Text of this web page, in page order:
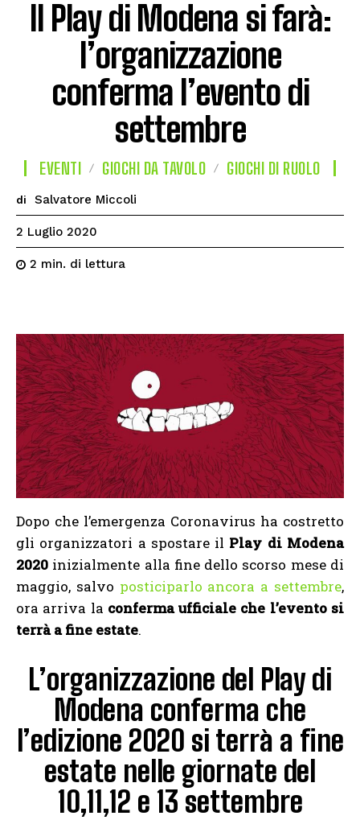
Il Play di Modena si farà:
l’organizzazione
conferma l’evento di
settembre
EVENTI GIOCHI DA TAVOLO GIOCHI DI RUOLO
di Salvatore Miccoli
2 Luglio 2020
2 min. di lettura
Dopo che l’emergenza Coronavirus ha costretto
gli organizzatori a spostare il Play di Modena
2020 inizialmente alla fine dello scorso mese di
maggio, salvo posticiparlo ancora a settembre,
ora arriva la conferma ufficiale che l’evento si
terrà a fine estate.
L’organizzazione del Play di
Modena conferma che
l’edizione 2020 si terrà a fine
estate nelle giornate del
10,11,12 e 13 settembre